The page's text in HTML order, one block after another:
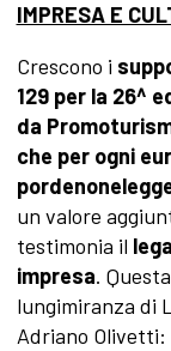
IMPRESA E
Crescono i
129 per la 26^
da
che per ogni
un valore
testimonia il
impresa.
lungimiranza di
Adriano Olivetti: